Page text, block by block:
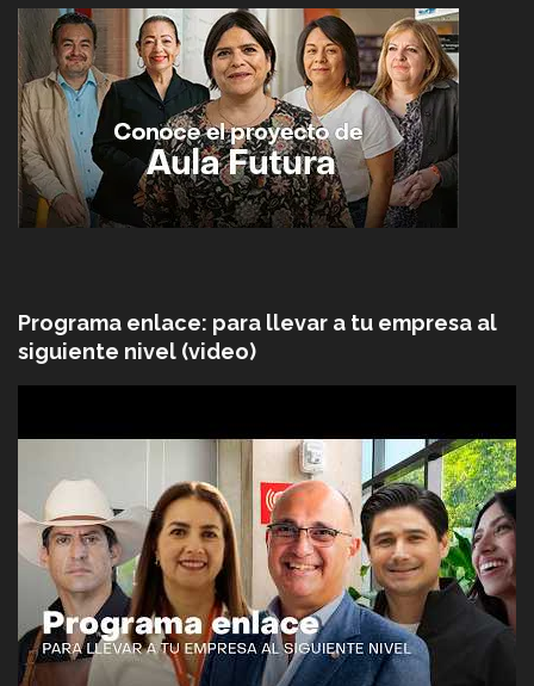
Programa enlace: para llevar a tu empresa al
siguiente nivel (video)